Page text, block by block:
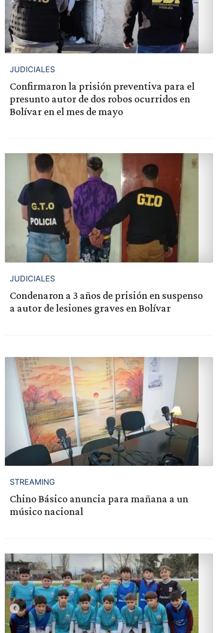
JUDICIALES
Confirmaron la prisión preventiva para el
presunto autor de dos robos ocurridos en
Bolívar en el mes de mayo
JUDICIALES
Condenaron a 3 años de prisión en suspenso
a autor de lesiones graves en Bolívar
STREAMING
Chino Básico anuncia para mañana a un
músico nacional